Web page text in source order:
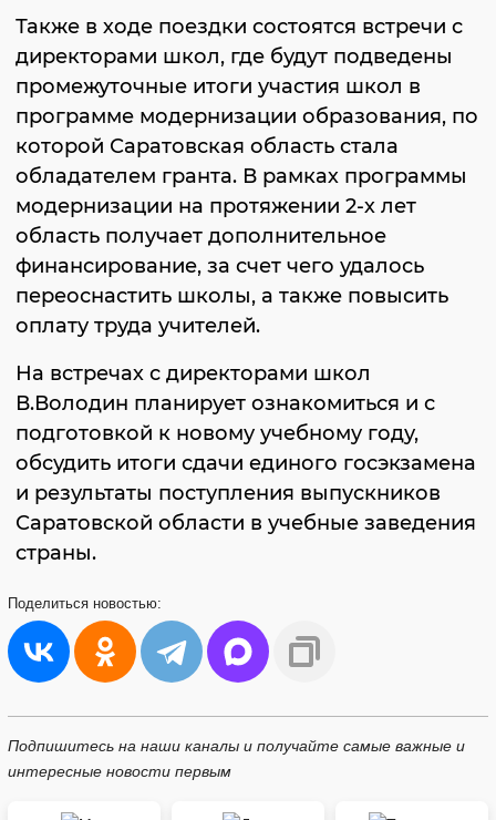
Также в ходе поездки состоятся встречи с
директорами школ, где будут подведены
промежуточные итоги участия школ в
программе модернизации образования, по
которой Саратовская область стала
обладателем гранта. В рамках программы
модернизации на протяжении 2-х лет
область получает дополнительное
финансирование, за счет чего удалось
переоснастить школы, а также повысить
оплату труда учителей.
На встречах с директорами школ
В.Володин планирует ознакомиться и с
подготовкой к новому учебному году,
обсудить итоги сдачи единого госэкзамена
и результаты поступления выпускников
Саратовской области в учебные заведения
страны.
Поделиться новостью:
Подпишитесь на наши каналы и получайте самые важные и
интересные новости первым